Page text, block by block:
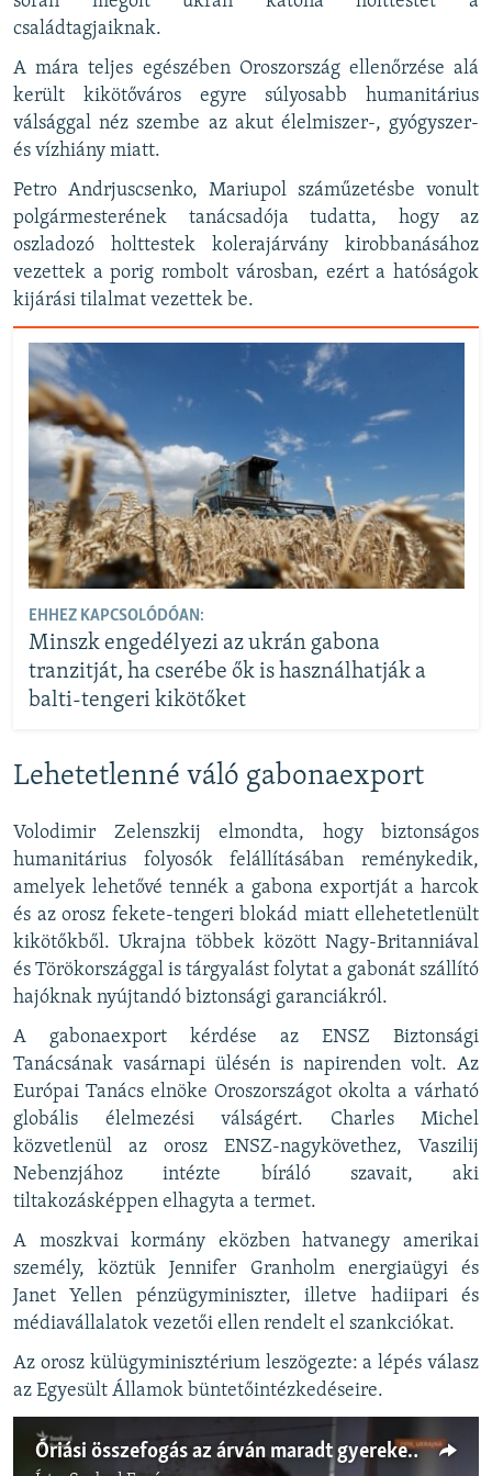
családtagjaiknak.
A mára teljes egészében Oroszország ellenőrzése alá
került kikötőváros egyre súlyosabb humanitárius
válsággal néz szembe az akut élelmiszer-, gyógyszer-
és vízhiány miatt.
Petro Andrjuscsenko, Mariupol száműzetésbe vonult
polgármesterének tanácsadója tudatta, hogy az
oszladozó holttestek kolerajárvány kirobbanásához
vezettek a porig rombolt városban, ezért a hatóságok
kijárási tilalmat vezettek be.
EHHEZ KAPCSOLÓDÓAN:
Minszk engedélyezi az ukrán gabona
tranzitját, ha cserébe ők is használhatják a
balti-tengeri kikötőket
Lehetetlenné váló gabonaexport
Volodimir Zelenszkij elmondta, hogy biztonságos
humanitárius folyosók felállításában reménykedik,
amelyek lehetővé tennék a gabona exportját a harcok
és az orosz fekete-tengeri blokád miatt ellehetetlenült
kikötőkből. Ukrajna többek között Nagy-Britanniával
és Törökországgal is tárgyalást folytat a gabonát szállító
hajóknak nyújtandó biztonsági garanciákról.
A gabonaexport kérdése az ENSZ Biztonsági
Tanácsának vasárnapi ülésén is napirenden volt. Az
Európai Tanács elnöke Oroszországot okolta a várható
globális élelmezési válságért. Charles Michel
közvetlenül az orosz ENSZ-nagykövethez, Vaszilij
Nebenzjához intézte bíráló szavait, aki
tiltakozásképpen elhagyta a termet.
A moszkvai kormány eközben hatvanegy amerikai
személy, köztük Jennifer Granholm energiaügyi és
Janet Yellen pénzügyminiszter, illetve hadiipari és
médiavállalatok vezetői ellen rendelt el szankciókat.
Az orosz külügyminisztérium leszögezte: a lépés válasz
az Egyesült Államok büntetőintézkedéseire.
Óriási összefogás az árván maradt gyerekekért: saját lakást kapott a 18 éves fiú és négy testvére